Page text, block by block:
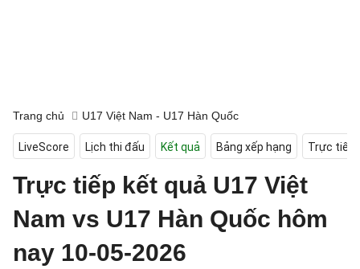
Trang chủ U17 Việt Nam - U17 Hàn Quốc
LiveScore Lịch thi đấu Kết quả Bảng xếp hạng Trực tiếp
Trực tiếp kết quả U17 Việt
Nam vs U17 Hàn Quốc hôm
nay 10-05-2026